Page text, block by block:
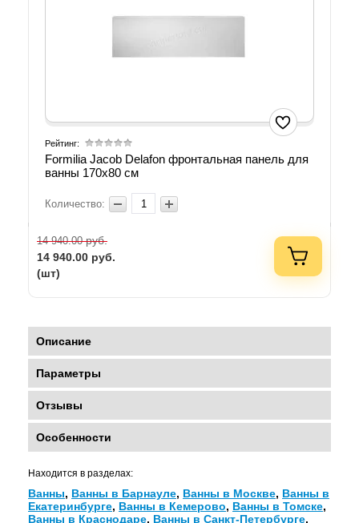
Рейтинг:
Formilia Jacob Delafon фронтальная панель для
ванны 170x80 см
Количество:
14 940.00руб.
14 940.00 руб.
(шт)
Описание
Параметры
Отзывы
Особенности
Находится в разделах:
Ванны, Ванны в Барнауле, Ванны в Москве, Ванны в
Екатеринбурге, Ванны в Кемерово, Ванны в Томске,
Ванны в Краснодаре, Ванны в Санкт-Петербурге,